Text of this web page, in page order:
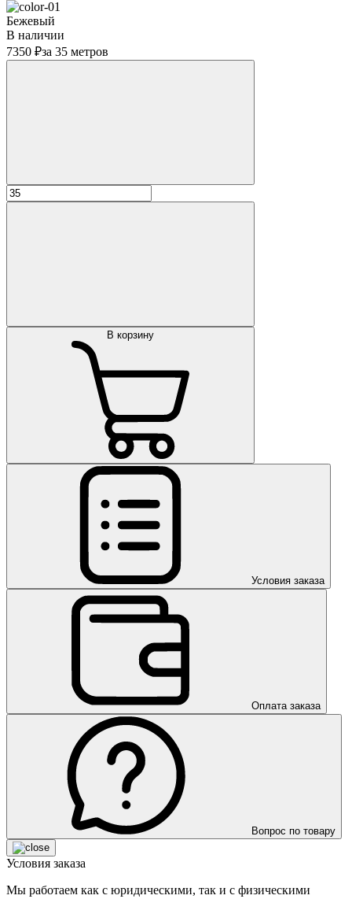
Бежевый
В наличии
7350 ₽за 35 метров
В корзину
Условия заказа
Оплата заказа
Вопрос по товару
Условия заказа
Мы работаем как с юридическими, так и с физическими